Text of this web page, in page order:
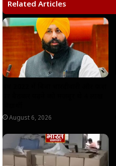
s
A
p
b
o
o
k
g
r
a
m
i
n
k
Related Articles
August 6, 2026